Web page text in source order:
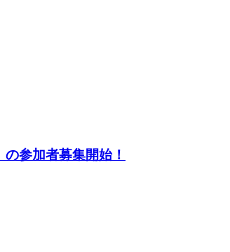
参加者募集開始！